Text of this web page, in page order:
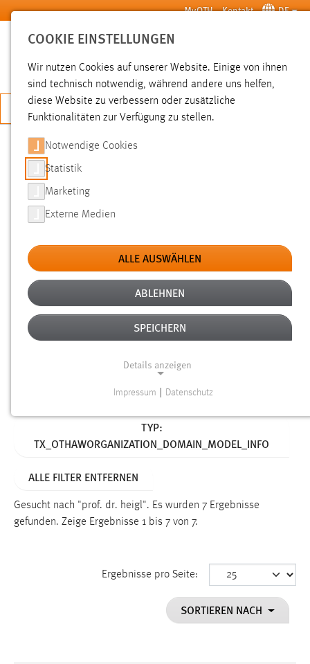
Zum Hauptinhalt springen MyOTH Kontakt DE
SUCHE
JETZT BEWERBEN
SUCHE
FILTER
Typ
Erstellungsdatum
Alter
TYP:
TX_OTHAWORGANIZATION_DOMAIN_MODEL_INFO
ALLE FILTER ENTFERNEN
Gesucht nach "prof. dr. heigl". Es wurden 7 Ergebnisse
gefunden. Zeige Ergebnisse 1 bis 7 von 7.
Ergebnisse pro Seite:
SORTIEREN NACH
COOKIE EINSTELLUNGEN
Wir nutzen Cookies auf unserer Website. Einige von ihnen
sind technisch notwendig, während andere uns helfen,
diese Website zu verbessern oder zusätzliche
Funktionalitäten zur Verfügung zu stellen.
Notwendige Cookies
Statistik
Marketing
Externe Medien
ALLE AUSWÄHLEN
ABLEHNEN
SPEICHERN
Details anzeigen
Notwendige Cookies ermöglichen grundlegende
Funktionen und sind für die einwandfreie Funktion der
Name:
Dieser Cookie speichert die ausgewählten Einverständnis-
Impressum Datenschutz